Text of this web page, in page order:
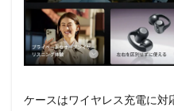
ケースはワイヤレス充電に対